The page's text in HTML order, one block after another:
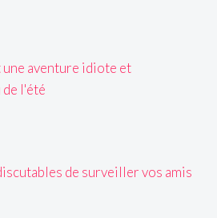
une aventure idiote et
l'été
de surveiller vos amis